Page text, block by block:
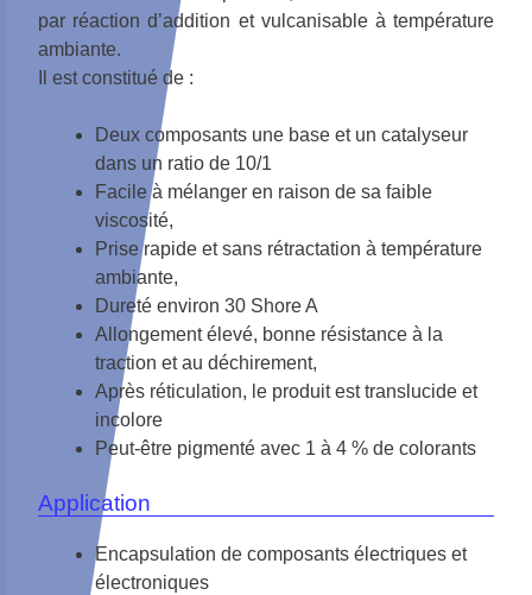
par réaction d’addition et vulcanisable à température
ambiante.
Il est constitué de :
Deux composants une base et un catalyseur
dans un ratio de 10/1
Facile à mélanger en raison de sa faible
viscosité,
Prise rapide et sans rétractation à température
ambiante,
Dureté environ 30 Shore A
Allongement élevé, bonne résistance à la
traction et au déchirement,
Après réticulation, le produit est translucide et
incolore
Peut-être pigmenté avec 1 à 4 % de colorants
Application
Encapsulation de composants électriques et
électroniques